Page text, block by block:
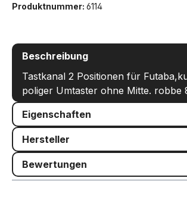
Produktnummer: 6114
Beschreibung
Tastkanal 2 Positionen für
poliger Umtaster ohne Mitte. robbe
Eigenschaften
Hersteller
Bewertungen